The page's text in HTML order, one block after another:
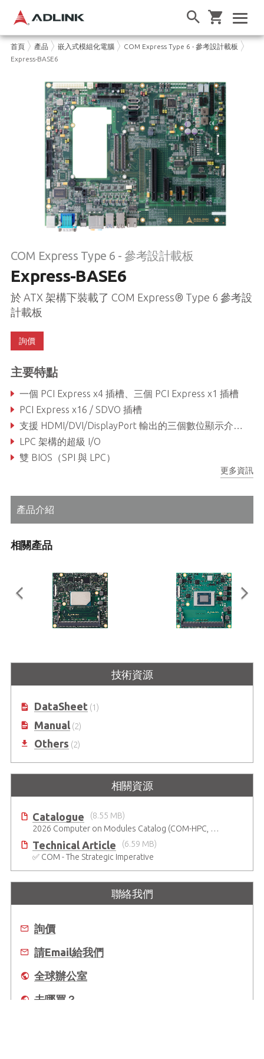
首頁 產品 嵌入式模組化電腦
COM Express Type 6 - 參考設計載板
Express-BASE6
COM Express Type 6 - 參考設計載板
Express-BASE6
於 ATX 架構下裝載了 COM Express® Type 6 參考設
計載板
詢價
主要特點
一個 PCI Express x4 插槽、三個 PCI Express x1 插槽
PCI Express x16 / SDVO 插槽
支援 HDMI/DVI/DisplayPort 輸出的三個數位顯示介面 (DDI)
LPC 架構的超級 I/O
雙 BIOS（SPI 與 LPC）
更多資訊
產品介紹
相關產品
COM Express Compact Size Type 6
Module with Next Generation Intel
COM Express 精巧型 Type 6 模組支
援 AMD Ryzen™ 嵌入式 V2000 APU
(Zen 2 架構)
技術資源
DataSheet(1)
Manual(2)
Others (2)
相關資源
Catalogue
(8.55 MB)
2026 Computer on Modules Catalog (COM-HPC, COM Express , SMARC, OSM, Qseven and ETX)
Technical Article
(6.59 MB)
✅ COM - The Strategic Imperative
聯絡我們
詢價
請Email給我們
全球辦公室
去哪買？